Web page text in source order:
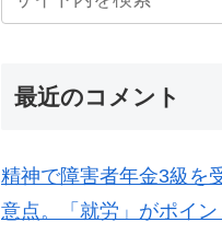
最近のコメント
精神で障害者年金3級を
意点。「就労」がポイン